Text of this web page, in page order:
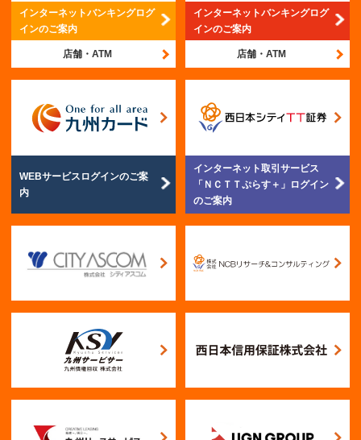
インターネットバンキングログ
インのご案内
店舗・ATM
インターネットバンキングログ
インのご案内
店舗・ATM
WEBサービスログインのご案
内
インターネット取引サービス
「ＮＣＴＴぷらす＋」 ログイン
のご案内